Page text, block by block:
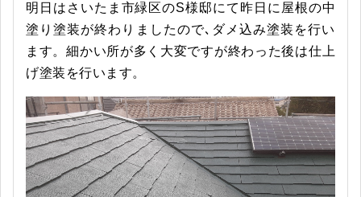
明日はさいたま市緑区のS様邸にて昨日に屋根の中
塗り塗装が終わりましたので､ダメ込み塗装を行い
ます。細かい所が多く大変ですが終わった後は仕上
げ塗装を行います。